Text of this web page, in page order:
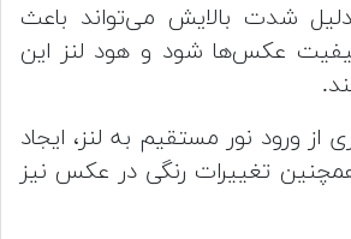
شدت بالایش می‌تواند باعث
عکس‌ها شود و هود لنز این
از ورود نور مستقیم به لنز، ایجاد
تغییرات رنگی در عکس نیز